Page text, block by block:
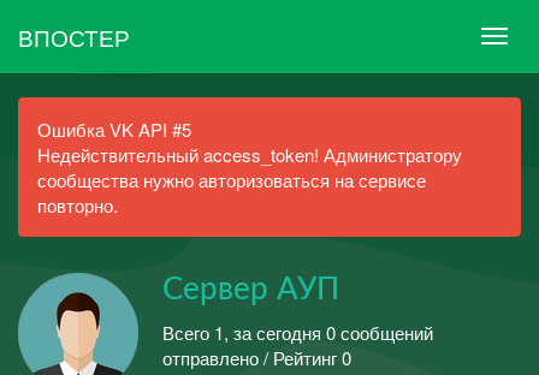
ВПОСТЕР
Ошибка VK API #5
Недействительный access_token! Администратору
сообщества нужно авторизоваться на сервисе
повторно.
Сервер АУП
Всего 1, за сегодня 0 сообщений
отправлено / Рейтинг 0